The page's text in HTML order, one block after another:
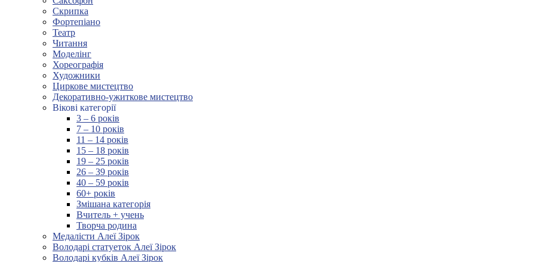
Скрипка
Фортепіано
Театр
Читання
Моделінг
Хореографія
Художники
Циркове мистецтво
Декоративно-ужиткове мистецтво
Вікові категорії
3 – 6 років
7 – 10 років
11 – 14 років
15 – 18 років
19 – 25 років
26 – 39 років
40 – 59 років
60+ років
Змішана категорія
Вчитель + учень
Творча родина
Медалісти Алеї Зірок
Володарі статуеток Алеї Зірок
Володарі кубків Алеї Зірок